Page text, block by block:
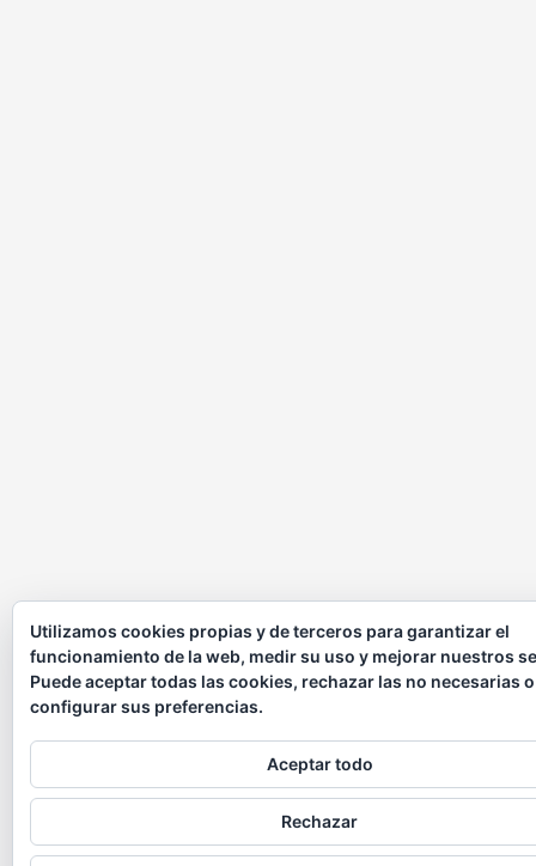
Utilizamos cookies propias y de terceros para garantizar el
funcionamiento de la web, medir su uso y mejorar nuestros
Puede aceptar todas las cookies, rechazar las no necesarias o
configurar sus preferencias.
Aceptar todo
Rechazar